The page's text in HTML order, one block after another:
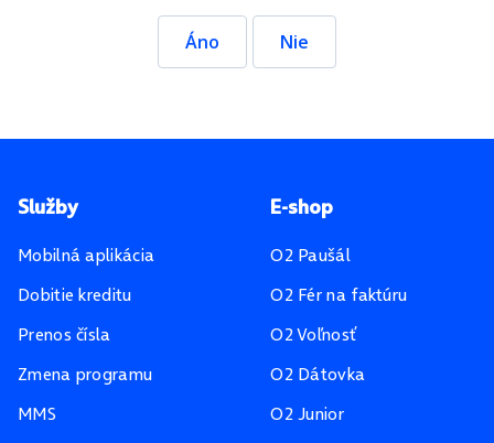
Áno Nie
Pätička stránky
Služby
Mobilná aplikácia
Dobitie kreditu
Prenos čísla
Zmena programu
MMS
E-shop
O2 Paušál
O2 Fér na faktúru
O2 Voľnosť
O2 Dátovka
O2 Junior